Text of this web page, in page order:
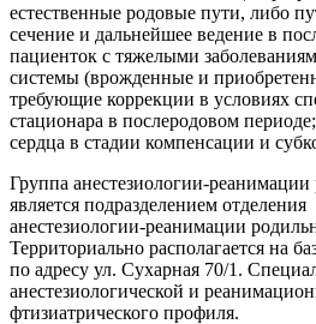
естественные родовые пути, либо
сечение и дальнейшее ведение в
пациенток с тяжелыми
системы (врожденные и
требующие коррекции в условиях
стационара в послеродовом
сердца в стадии компенсации и
Группа анестезиологии-реанимации
является подразделением отделения
анестезиологии-реанимации
Территориально располагается на
по адресу ул. Сухарная 70/1.
анестезиологической и
фтизиатрического профиля.